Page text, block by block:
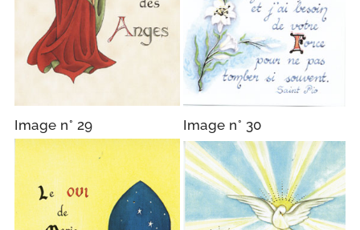
Image n° 29 Image n° 30